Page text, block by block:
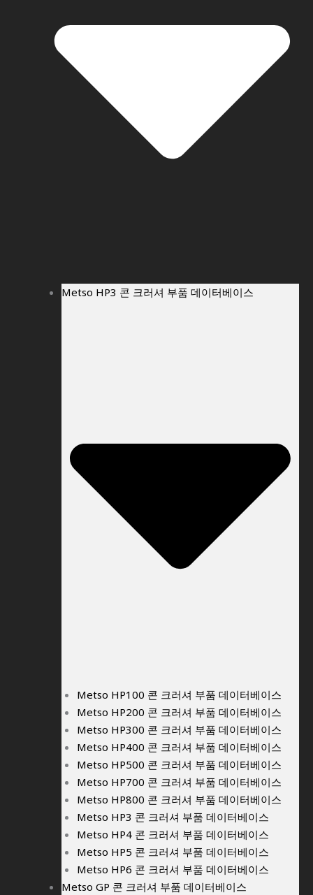
Metso HP3 콘 크러셔 부품 데이터베이스
Metso HP100 콘 크러셔 부품 데이터베이스
Metso HP200 콘 크러셔 부품 데이터베이스
Metso HP300 콘 크러셔 부품 데이터베이스
Metso HP400 콘 크러셔 부품 데이터베이스
Metso HP500 콘 크러셔 부품 데이터베이스
Metso HP700 콘 크러셔 부품 데이터베이스
Metso HP800 콘 크러셔 부품 데이터베이스
Metso HP3 콘 크러셔 부품 데이터베이스
Metso HP4 콘 크러셔 부품 데이터베이스
Metso HP5 콘 크러셔 부품 데이터베이스
Metso HP6 콘 크러셔 부품 데이터베이스
Metso GP 콘 크러셔 부품 데이터베이스